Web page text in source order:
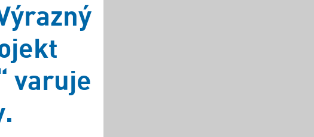
varuje